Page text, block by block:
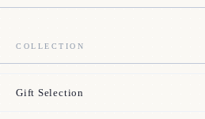
COLLECTION
Gift Selection